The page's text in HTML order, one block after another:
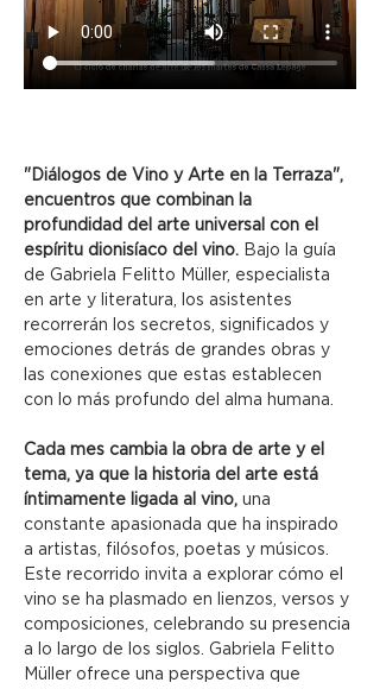
"Diálogos de Vino y Arte en la Terraza",
encuentros que combinan la
profundidad del arte universal con el
espíritu dionisíaco del vino. Bajo la guía
de Gabriela Felitto Müller, especialista
en arte y literatura, los asistentes
recorrerán los secretos, significados y
emociones detrás de grandes obras y
las conexiones que estas establecen
con lo más profundo del alma humana.
Cada mes cambia la obra de arte y el
tema, ya que la historia del arte está
íntimamente ligada al vino, una
constante apasionada que ha inspirado
a artistas, filósofos, poetas y músicos.
Este recorrido invita a explorar cómo el
vino se ha plasmado en lienzos, versos y
composiciones, celebrando su presencia
a lo largo de los siglos. Gabriela Felitto
Müller ofrece una perspectiva que